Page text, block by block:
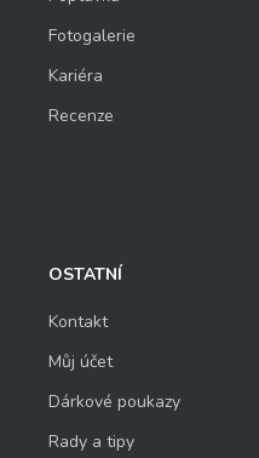
Fotogalerie
Kariéra
Recenze
OSTATNÍ
Kontakt
Můj účet
Dárkové poukazy
Rady a tipy